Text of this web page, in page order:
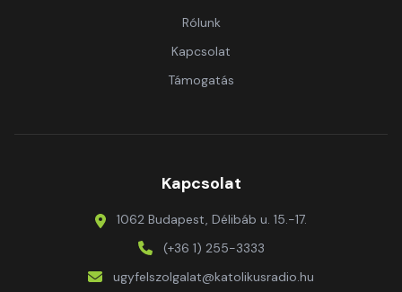
Rólunk
Kapcsolat
Támogatás
Kapcsolat
1062 Budapest, Délibáb u. 15.-17.
(+36 1) 255-3333
ugyfelszolgalat@katolikusradio.hu